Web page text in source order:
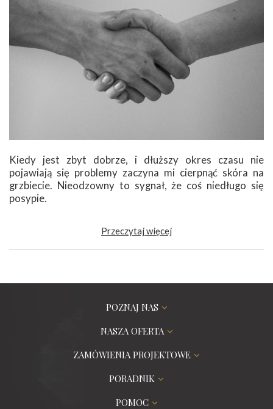
Kiedy jest zbyt dobrze, i dłuższy okres czasu nie
pojawiają się problemy zaczyna mi cierpnąć skóra na
grzbiecie. Nieodzowny to sygnał, że coś niedługo się
posypie.
Przeczytaj więcej
POZNAJ NAS
NASZA OFERTA
ZAMÓWIENIA PROJEKTOWE
PORADNIK
POMOC